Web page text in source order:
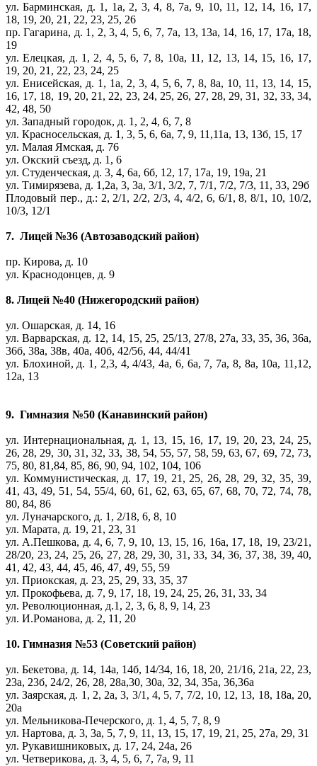
ул. Барминская, д. 1, 1а, 2, 3, 4, 8, 7а, 9, 10, 11, 12, 14, 16, 17,
18, 19, 20, 21, 22, 23, 25, 26
пр. Гагарина, д. 1, 2, 3, 4, 5, 6, 7, 7а, 13, 13а, 14, 16, 17, 17а, 18,
19
ул. Елецкая, д. 1, 2, 4, 5, 6, 7, 8, 10а, 11, 12, 13, 14, 15, 16, 17,
19, 20, 21, 22, 23, 24, 25
ул. Енисейская, д. 1, 1а, 2, 3, 4, 5, 6, 7, 8, 8а, 10, 11, 13, 14, 15,
16, 17, 18, 19, 20, 21, 22, 23, 24, 25, 26, 27, 28, 29, 31, 32, 33, 34,
42, 48, 50
ул. Западный городок, д. 1, 2, 4, 6, 7, 8
ул. Красносельская, д. 1, 3, 5, 6, 6а, 7, 9, 11,11а, 13, 13б, 15, 17
ул. Малая Ямская, д. 76
ул. Окский съезд, д. 1, 6
ул. Студенческая, д. 3, 4, 6а, 6б, 12, 17, 17а, 19, 19а, 21
ул. Тимирязева, д. 1,2а, 3, 3а, 3/1, 3/2, 7, 7/1, 7/2, 7/3, 11, 33, 29б
Плодовый пер., д.: 2, 2/1, 2/2, 2/3, 4, 4/2, 6, 6/1, 8, 8/1, 10, 10/2,
10/3, 12/1
7. Лицей №36 (Автозаводский район)
пр. Кирова, д. 10
ул. Краснодонцев, д. 9
8. Лицей №40 (Нижегородский район)
ул. Ошарская, д. 14, 16
ул. Варварская, д. 12, 14, 15, 25, 25/13, 27/8, 27а, 33, 35, 36, 36а,
36б, 38а, 38в, 40а, 40б, 42/56, 44, 44/41
ул. Блохиной, д. 1, 2,3, 4, 4/43, 4а, 6, 6а, 7, 7а, 8, 8а, 10а, 11,12,
12а, 13
9. Гимназия №50 (Канавинский район)
ул. Интернациональная, д. 1, 13, 15, 16, 17, 19, 20, 23, 24, 25,
26, 28, 29, 30, 31, 32, 33, 38, 54, 55, 57, 58, 59, 63, 67, 69, 72, 73,
75, 80, 81,84, 85, 86, 90, 94, 102, 104, 106
ул. Коммунистическая, д. 17, 19, 21, 25, 26, 28, 29, 32, 35, 39,
41, 43, 49, 51, 54, 55/4, 60, 61, 62, 63, 65, 67, 68, 70, 72, 74, 78,
80, 84, 86
ул. Луначарского, д. 1, 2/18, 6, 8, 10
ул. Марата, д. 19, 21, 23, 31
ул. А.Пешкова, д. 4, 6, 7, 9, 10, 13, 15, 16, 16а, 17, 18, 19, 23/21,
28/20, 23, 24, 25, 26, 27, 28, 29, 30, 31, 33, 34, 36, 37, 38, 39, 40,
41, 42, 43, 44, 45, 46, 47, 49, 55, 59
ул. Приокская, д. 23, 25, 29, 33, 35, 37
ул. Прокофьева, д. 7, 9, 17, 18, 19, 24, 25, 26, 31, 33, 34
ул. Революционная, д.1, 2, 3, 6, 8, 9, 14, 23
ул. И.Романова, д. 2, 11, 20
10. Гимназия №53 (Советский район)
ул. Бекетова, д. 14, 14а, 14б, 14/34, 16, 18, 20, 21/16, 21а, 22, 23,
23а, 23б, 24/2, 26, 28, 28а,30, 30а, 32, 34, 35а, 36,36а
ул. Заярская, д. 1, 2, 2а, 3, 3/1, 4, 5, 7, 7/2, 10, 12, 13, 18, 18а, 20,
20а
ул. Мельникова-Печерского, д. 1, 4, 5, 7, 8, 9
ул. Нартова, д. 3, 3а, 5, 7, 9, 11, 13, 15, 17, 19, 21, 25, 27а, 29, 31
ул. Рукавишниковых, д. 17, 24, 24а, 26
ул. Четверикова, д. 3, 4, 5, 6, 7, 7а, 9, 11